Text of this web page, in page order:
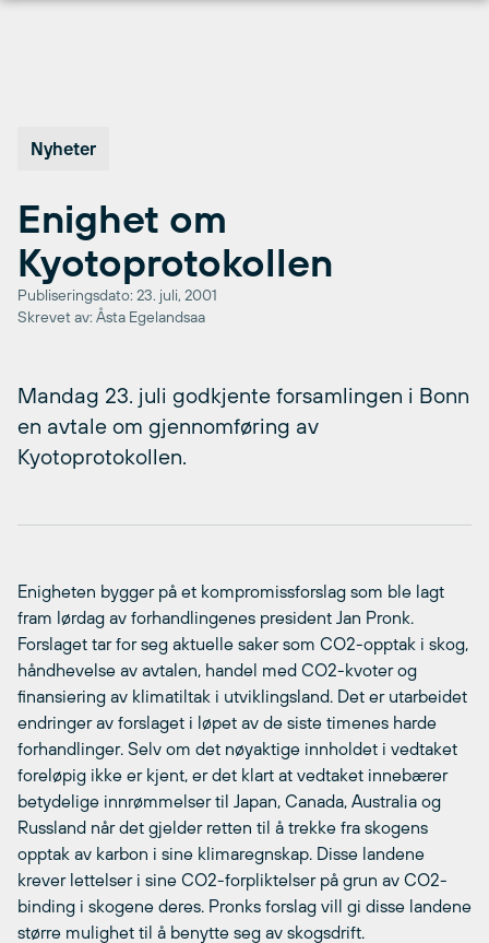
Nyheter
Enighet om
Kyotoprotokollen
Publiseringsdato: 23. juli, 2001
Skrevet av: Åsta Egelandsaa
Mandag 23. juli godkjente forsamlingen i Bonn
en avtale om gjennomføring av
Kyotoprotokollen.
Enigheten bygger på et kompromissforslag som ble lagt
fram lørdag av forhandlingenes president Jan Pronk.
Forslaget tar for seg aktuelle saker som CO2-opptak i skog,
håndhevelse av avtalen, handel med CO2-kvoter og
finansiering av klimatiltak i utviklingsland. Det er utarbeidet
endringer av forslaget i løpet av de siste timenes harde
forhandlinger. Selv om det nøyaktige innholdet i vedtaket
foreløpig ikke er kjent, er det klart at vedtaket innebærer
betydelige innrømmelser til Japan, Canada, Australia og
Russland når det gjelder retten til å trekke fra skogens
opptak av karbon i sine klimaregnskap. Disse landene
krever lettelser i sine CO2-forpliktelser på grun av CO2-
binding i skogene deres. Pronks forslag vill gi disse landene
større mulighet til å benytte seg av skogsdrift.